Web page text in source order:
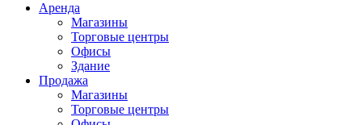
Аренда
Магазины
Торговые центры
Офисы
Здание
Продажа
Магазины
Торговые центры